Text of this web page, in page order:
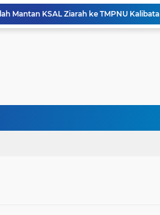
Mantan KSAL Ziarah ke TMPNU Kalibata